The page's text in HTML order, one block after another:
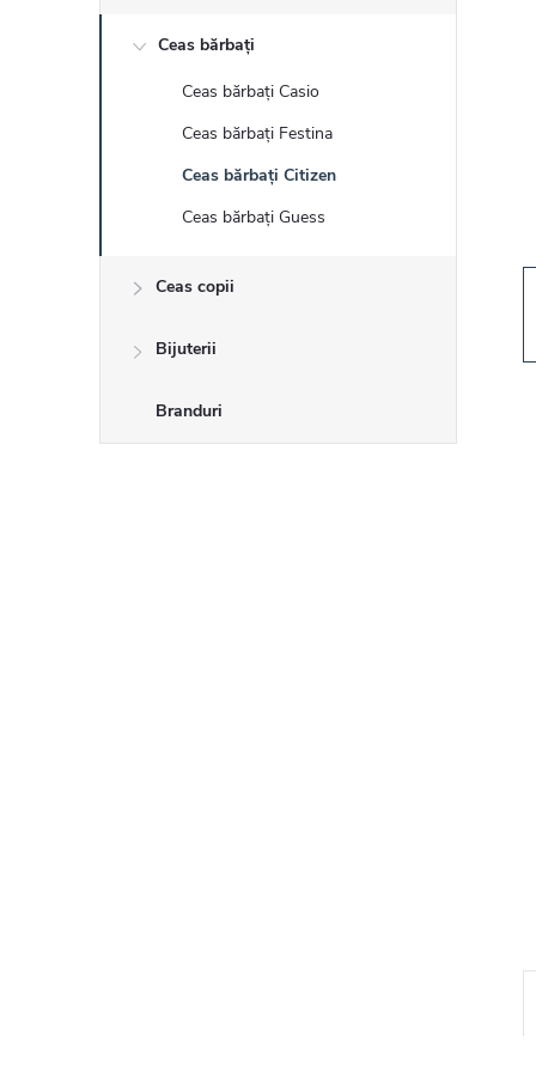
t
a
Ceas bărbați
Ceas bărbați Casio
Ceas bărbați Festina
Ceas bărbați Citizen
Ceas bărbați Guess
Ceas copii
Bijuterii
Branduri